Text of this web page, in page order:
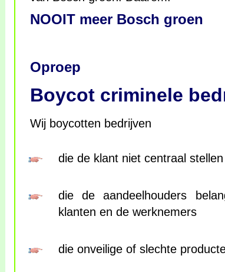
NOOIT meer Bosch groen
Oproep
Boycot criminele
Wij boycotten bedrijven
die de klant niet centraal stellen
die de aandeelhouders
klanten en de werknemers
die onveilige of slechte